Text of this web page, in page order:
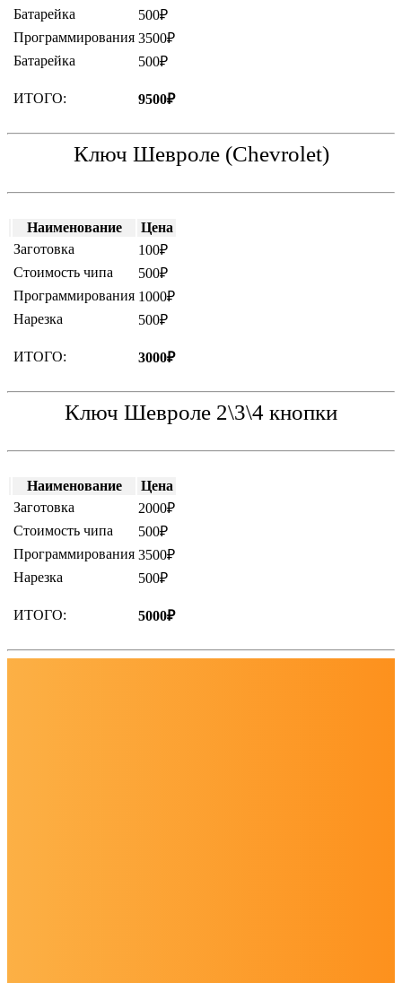
Батарейка
500₽
Программирования 3500₽
Батарейка
500₽
ИТОГО: 9500₽
Ключ Шевроле (Chevrolet)
Наименование
Цена
Заготовка
100₽
Стоимость чипа
500₽
Программирования 1000₽
Нарезка
500₽
ИТОГО: 3000₽
Ключ Шевроле 2\3\4 кнопки
Наименование
Цена
Заготовка
2000₽
Стоимость чипа
500₽
Программирования 3500₽
Нарезка
500₽
ИТОГО: 5000₽